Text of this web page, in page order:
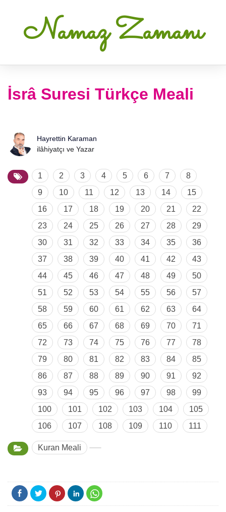
Namaz Zamanı
İsrâ Suresi Türkçe Meali
Hayrettin Karaman
ilâhiyatçı ve Yazar
1 2 3 4 5 6 7
8
9
10 11 12 13 14
15
16
17 18 19 20 21
22
23
24 25 26 27 28
29
30
31 32 33 34 35
36
37
38 39 40 41 42
43
44
45 46 47 48 49
50
51
52 53 54 55 56
57
58
59 60 61 62 63
64
65
66 67 68 69 70
71
72
73 74 75 76 77
78
79
80 81 82 83 84
85
86
87 88 89 90 91
92
93
94 95 96 97 98
99
100
101 102 103 104
105
106
107 108 109 110 111
Kuran Meali